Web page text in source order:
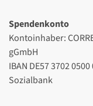
Spendenkonto
Kontoinhaber:
gGmbH
IBAN DE57 3702
Sozialbank